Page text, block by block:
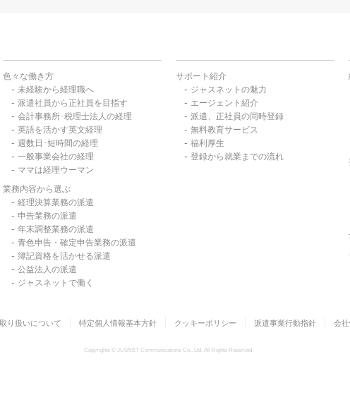
色々な働き方
未経験から経理職へ
派遣社員から正社員を目指す
会計事務所･税理士法人の経理
英語を活かす英文経理
週数日･短時間の経理
一般事業会社の経理
ママは経理ウーマン
業務内容から選ぶ
経理決算業務の派遣
申告業務の派遣
年末調整業務の派遣
青色申告・確定申告業務の派遣
簿記資格を活かせる派遣
公益法人の派遣
ジャスネットで働く
サポート紹介
ジャスネットの魅力
エージェント紹介
派遣、正社員の同時登録
無料教育サービス
福利厚生
登録から就業までの流れ
り扱いについて 特定個人情報基本方針 クッキーポリシー 派遣事業行動指針 会
Copyrights © JUSNET Communications Co., Ltd. All Rights Reserved.